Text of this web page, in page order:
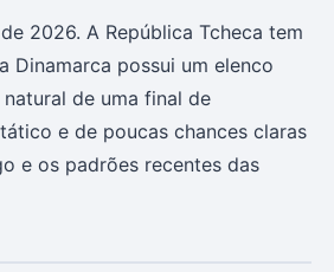
2026. A República Tcheca tem
Dinamarca possui um elenco
de uma final de
e de poucas chances claras
e os padrões recentes das